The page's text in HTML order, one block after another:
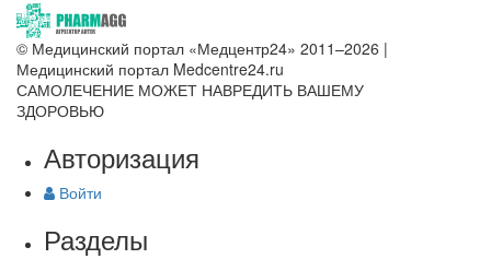
© Медицинский портал «Медцентр24» 2011–2026 |
Медицинский портал Medcentre24.ru
САМОЛЕЧЕНИЕ МОЖЕТ НАВРЕДИТЬ ВАШЕМУ
ЗДОРОВЬЮ
Авторизация
Войти
Разделы